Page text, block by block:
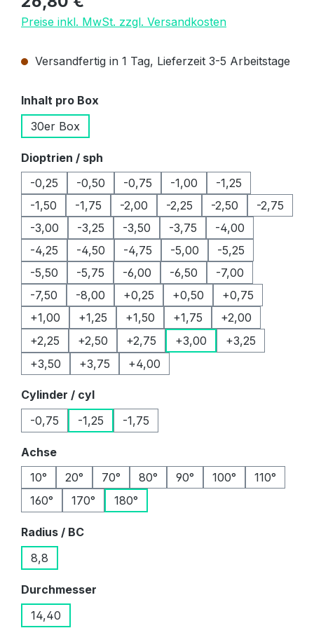
Preise inkl. MwSt. zzgl. Versandkosten
Versandfertig in 1 Tag, Lieferzeit 3-5 Arbeitstage
Inhalt pro Box
30er Box
Dioptrien / sph
-0,25
-0,50 -0,75 -1,00
-1,25
-1,50
-1,75 -2,00 -2,25 -2,50
-2,75
-3,00
-3,25 -3,50 -3,75
-4,00
-4,25
-4,50 -4,75 -5,00
-5,25
-5,50
-5,75 -6,00 -6,50
-7,00
-7,50
-8,00 +0,25 +0,50
+0,75
+1,00
+1,25 +1,50 +1,75
+2,00
+2,25
+2,50 +2,75 +3,00
+3,25
+3,50
+3,75 +4,00
Cylinder / cylauswählen
-0,75
-1,25 -1,75
Achseauswählen
10°
20° 70° 80° 90° 100°
110°
160°
170° 180°
Radius / BCauswählen
8,8
Durchmesser
14,40